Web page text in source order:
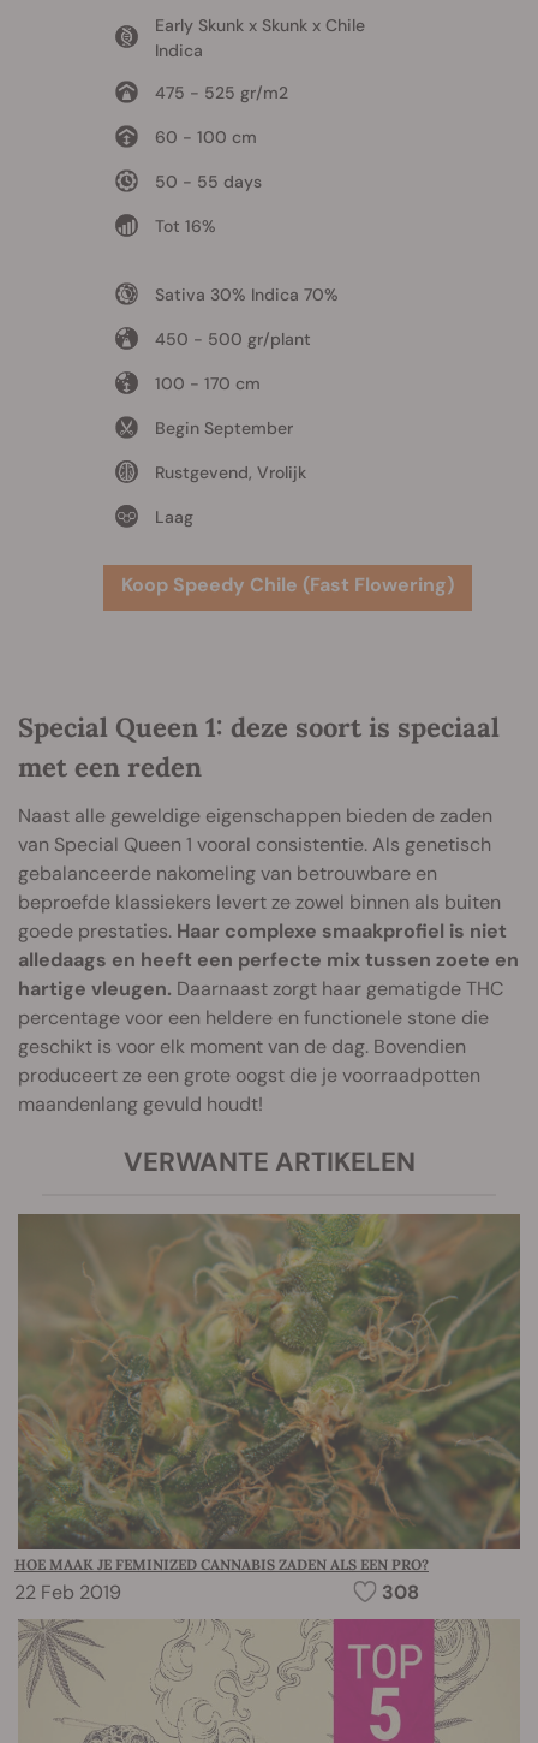
Early Skunk x Skunk x Chile
Indica
475 - 525 gr/m2
60 - 100 cm
50 - 55 days
Tot 16%
Sativa 30% Indica 70%
450 - 500 gr/plant
100 - 170 cm
Begin September
Rustgevend, Vrolijk
Laag
Koop Speedy Chile (Fast Flowering)
Special Queen 1: deze soort is speciaal
met een reden
Naast alle geweldige eigenschappen bieden de zaden
van Special Queen 1 vooral consistentie. Als genetisch
gebalanceerde nakomeling van betrouwbare en
beproefde klassiekers levert ze zowel binnen als buiten
goede prestaties. Haar complexe smaakprofiel is niet
alledaags en heeft een perfecte mix tussen zoete en
hartige vleugen. Daarnaast zorgt haar gematigde THC
percentage voor een heldere en functionele stone die
geschikt is voor elk moment van de dag. Bovendien
produceert ze een grote oogst die je voorraadpotten
maandenlang gevuld houdt!
VERWANTE ARTIKELEN
HOE MAAK JE FEMINIZED CANNABIS ZADEN ALS EEN PRO?
22 Feb 2019 308